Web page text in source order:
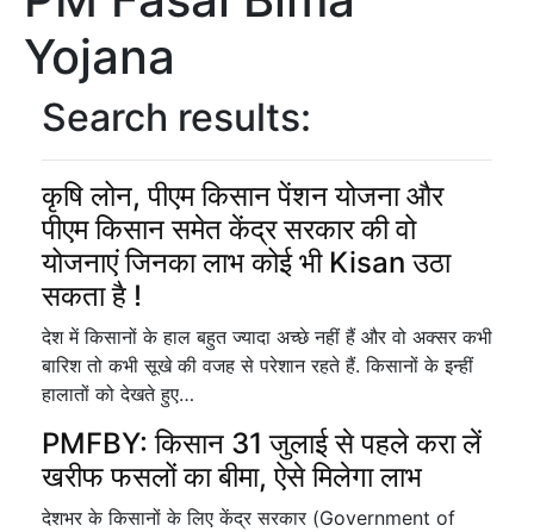
Yojana
Search results:
कृषि लोन, पीएम किसान पेंशन योजना और
पीएम किसान समेत केंद्र सरकार की वो
योजनाएं जिनका लाभ कोई भी Kisan उठा
सकता है !
देश में किसानों के हाल बहुत ज्यादा अच्छे नहीं हैं और वो अक्सर कभी
बारिश तो कभी सूखे की वजह से परेशान रहते हैं. किसानों के इन्हीं
हालातों को देखते हुए…
PMFBY: किसान 31 जुलाई से पहले करा लें
खरीफ फसलों का बीमा, ऐसे मिलेगा लाभ
देशभर के किसानों के लिए केंद्र सरकार (Government of